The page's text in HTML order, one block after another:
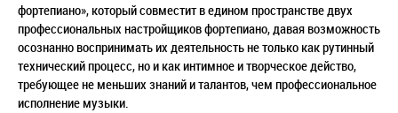
фортепиано», который совместит в едином пространстве двух
профессиональных настройщиков фортепиано, давая возможность
осознанно воспринимать их деятельность не только как рутинный
технический процесс, но и как интимное и творческое действо,
требующее не меньших знаний и талантов, чем профессиональное
исполнение музыки.